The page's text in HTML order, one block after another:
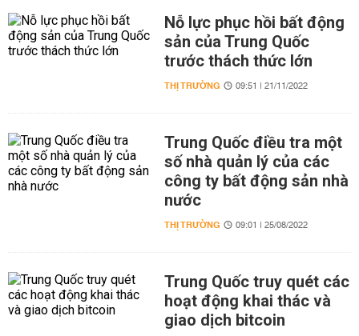
Nỗ lực phục hồi bất động
sản của Trung Quốc
trước thách thức lớn
THỊ TRƯỜNG 09:51 | 21/11/2022
Trung Quốc điều tra một
số nhà quản lý của các
công ty bất động sản nhà
nước
THỊ TRƯỜNG 09:01 | 25/08/2022
Trung Quốc truy quét các
hoạt động khai thác và
giao dịch bitcoin